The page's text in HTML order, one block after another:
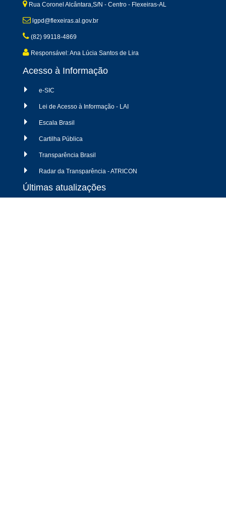
Rua Coronel Alcântara,S/N - Centro - Flexeiras-AL
lgpd@flexeiras.al.gov.br
(82) 99118-4869
Responsável: Ana Lúcia Santos de Lira
Acesso à Informação
e-SIC
Lei de Acesso à Informação - LAI
Escala Brasil
Cartilha Pública
Transparência Brasil
Radar da Transparência - ATRICON
Últimas atualizações